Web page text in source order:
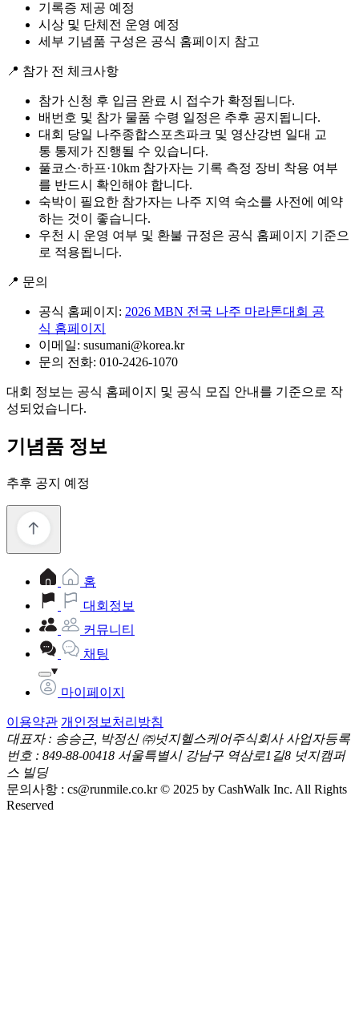
기록증 제공 예정
시상 및 단체전 운영 예정
세부 기념품 구성은 공식 홈페이지 참고
📍 참가 전 체크사항
참가 신청 후 입금 완료 시 접수가 확정됩니다.
배번호 및 참가 물품 수령 일정은 추후 공지됩니다.
대회 당일 나주종합스포츠파크 및 영산강변 일대 교
통 통제가 진행될 수 있습니다.
풀코스·하프·10km 참가자는 기록 측정 장비 착용 여부
를 반드시 확인해야 합니다.
숙박이 필요한 참가자는 나주 지역 숙소를 사전에 예약
하는 것이 좋습니다.
우천 시 운영 여부 및 환불 규정은 공식 홈페이지 기준으
로 적용됩니다.
📍 문의
공식 홈페이지: 2026 MBN 전국 나주 마라톤대회 공
식 홈페이지
이메일: susumani@korea.kr
문의 전화: 010-2426-1070
대회 정보는 공식 홈페이지 및 공식 모집 안내를 기준으로 작
성되었습니다.
기념품 정보
추후 공지 예정
홈
대회정보
커뮤니티
채팅
마이페이지
이용약관 개인정보처리방침
대표자 : 송승근, 박정신 ㈜넛지헬스케어주식회사 사업자등록
번호 : 849-88-00418 서울특별시 강남구 역삼로1길8 넛지캠퍼
스 빌딩
문의사항 : cs@runmile.co.kr © 2025 by CashWalk Inc. All Rights
Reserved